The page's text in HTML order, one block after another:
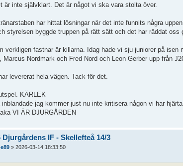
är inte självklart. Det är något vi ska vara stolta över.
har hittat lösningar när det inte funnits några
styrelsen byggde truppen på rätt sätt och det har räddat oss
verkligen fastnar är killarna. Idag hade vi sju juniorer på
Nordmark och Fred Nord och Leon Gerber upp från
levererat hela vägen. Tack för det.
KÄRLEK
jag kommer just nu inte kritisera någon vi har
VI ÄR DJURGÅRDEN
Djurgårdens IF - Skellefteå 14/3
» 2026-03-14 18:33:50